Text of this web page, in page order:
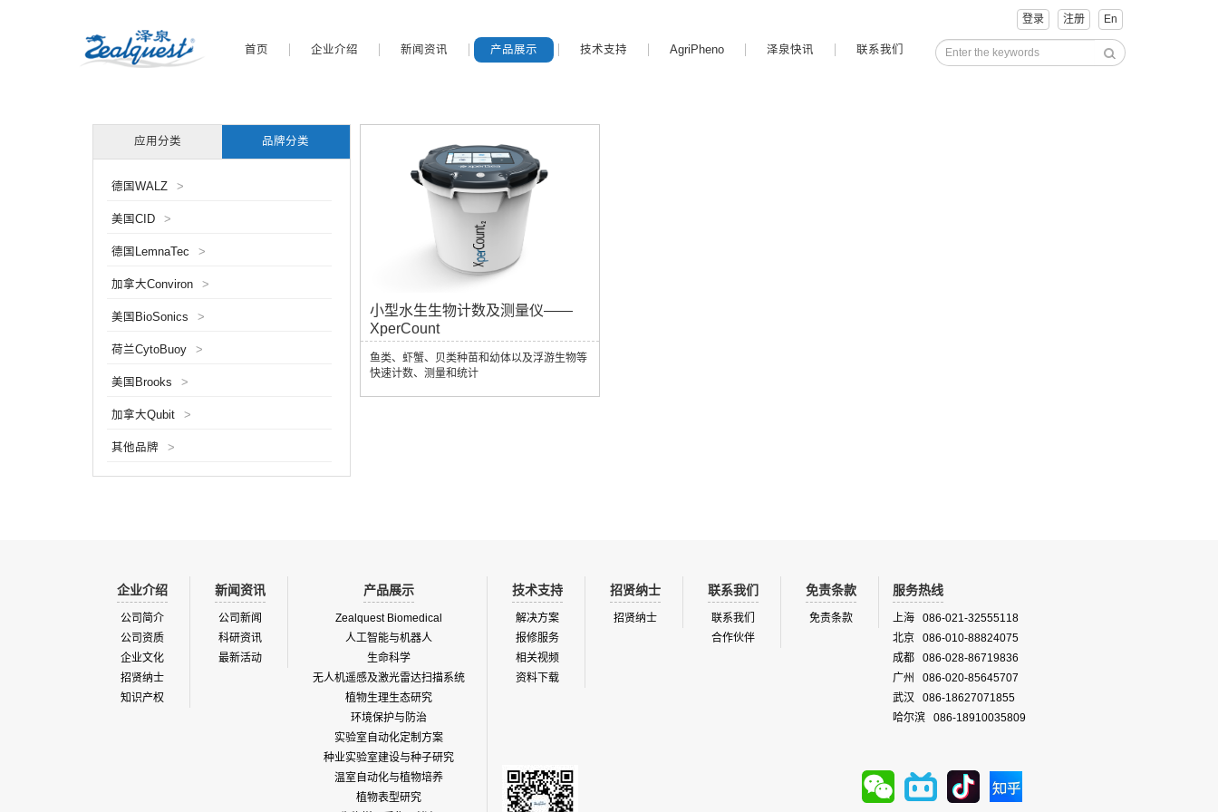
登录 注册 En
首页 企业介绍 新闻资讯 产品展示 技术支持 AgriPheno 泽泉快讯 联系我们
应用分类 品牌分类
德国WALZ >
美国CID >
德国LemnaTec >
加拿大Conviron >
美国BioSonics >
荷兰CytoBuoy >
美国Brooks >
加拿大Qubit >
其他品牌 >
小型水生生物计数及测量仪——
XperCount
鱼类、虾蟹、贝类种苗和幼体以及浮游生物等
快速计数、测量和统计
企业介绍
公司简介
公司资质
企业文化
招贤纳士
知识产权
新闻资讯
公司新闻
科研资讯
最新活动
产品展示
Zealquest Biomedical
人工智能与机器人
生命科学
无人机遥感及激光雷达扫描系统
植物生理生态研究
环境保护与防治
实验室自动化定制方案
种业实验室建设与种子研究
温室自动化与植物培养
植物表型研究
技术支持
解决方案
报修服务
相关视频
资料下载
招贤纳士
招贤纳士
联系我们
联系我们
合作伙伴
免责条款
免责条款
服务热线
上海 086-021-32555118
北京 086-010-88824075
成都 086-028-86719836
广州 086-020-85645707
武汉 086-18627071855
哈尔滨 086-18910035809